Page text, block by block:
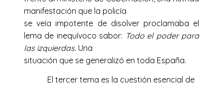
manifestación que la policía
se veía impotente de disolver proclamaba el
lema de inequívoco sabor: Todo el poder para
las izquierdas. Una
situación que se generalizó en toda España.
El tercer tema es la cuestión esencial de